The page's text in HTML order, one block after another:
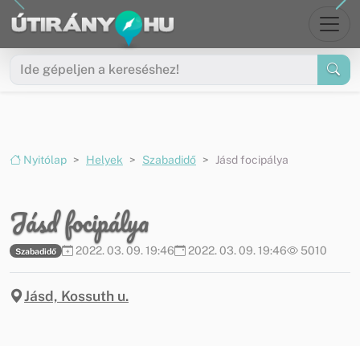
Ugrás a menüre
Ugrás a tartalomra
Nyitólap Helyek Szabadidő Jásd focipálya
Jásd focipálya
Szabadidő 2022. 03. 09. 19:46 2022. 03. 09. 19:46 5010
Jásd, Kossuth u.